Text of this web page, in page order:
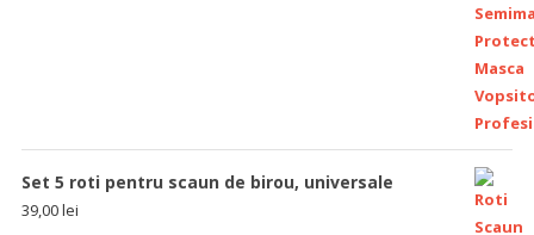
Set 5 roti pentru scaun de birou, universale
39,00lei